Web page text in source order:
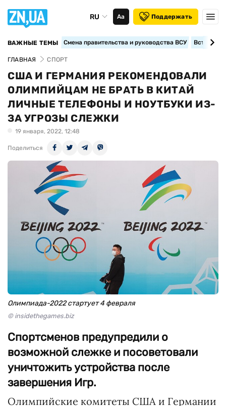
RU Аа Поддержать
ВАЖНЫЕ ТЕМЫ Смена правительства и руководства ВСУ
ГЛАВНАЯ СПОРТ
США И ГЕРМАНИЯ РЕКОМЕНДОВАЛИ
ОЛИМПИЙЦАМ НЕ БРАТЬ В КИТАЙ
ЛИЧНЫЕ ТЕЛЕФОНЫ И НОУТБУКИ ИЗ-
ЗА УГРОЗЫ СЛЕЖКИ
19 января, 2022, 12:48
Поделиться
Олимпиада-2022 стартует 4 февраля
© insidethegames.biz
Спортсменов предупредили о
возможной слежке и посоветовали
уничтожить устройства после
завершения Игр.
Олимпийские комитеты США и Германии